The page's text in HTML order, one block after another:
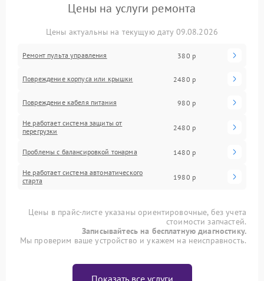
Цены на услуги ремонта
Цены актуальны на текущую дату 09.08.2026
Ремонт пульта управления 380 р
Повреждение корпуса или крышки 2480 р
Повреждение кабеля питания 980 р
Не работает система защиты от
перегрузки
2480 р
Проблемы с балансировкой тонарма 1480 р
Не работает система автоматического
старта
1980 р
Цены в прайс-листе указаны ориентировочные, без учета
стоимости запчастей.
Записывайтесь на бесплатную диагностику.
Мы проверим ваше устройство и укажем на неисправность.
Показать все услуги